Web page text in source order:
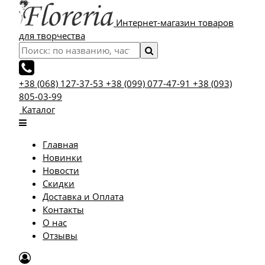
Интернет-магазин товаров
для творчества
+38 (068) 127-37-53 +38 (099) 077-47-91 +38 (093)
805-03-99
Каталог
Главная
Новинки
Новости
Скидки
Доставка и Оплата
Контакты
О нас
Отзывы